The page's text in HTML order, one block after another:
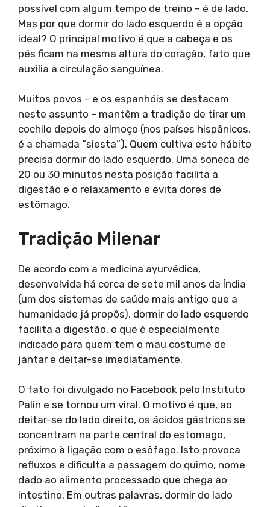
possível com algum tempo de treino – é de lado.
Mas por que dormir do lado esquerdo é a opção
ideal? O principal motivo é que a cabeça e os
pés ficam na mesma altura do coração, fato que
auxilia a circulação sanguínea.
Muitos povos – e os espanhóis se destacam
neste assunto – mantêm a tradição de tirar um
cochilo depois do almoço (nos países hispânicos,
é a chamada “siesta”). Quem cultiva este hábito
precisa dormir do lado esquerdo. Uma soneca de
20 ou 30 minutos nesta posição facilita a
digestão e o relaxamento e evita dores de
estômago.
Tradição Milenar
De acordo com a medicina ayurvédica,
desenvolvida há cerca de sete mil anos da Índia
(um dos sistemas de saúde mais antigo que a
humanidade já propôs), dormir do lado esquerdo
facilita a digestão, o que é especialmente
indicado para quem tem o mau costume de
jantar e deitar-se imediatamente.
O fato foi divulgado no Facebook pelo Instituto
Palin e se tornou um viral. O motivo é que, ao
deitar-se do lado direito, os ácidos gástricos se
concentram na parte central do estomago,
próximo à ligação com o esôfago. Isto provoca
refluxos e dificulta a passagem do quimo, nome
dado ao alimento processado que chega ao
intestino. Em outras palavras, dormir do lado